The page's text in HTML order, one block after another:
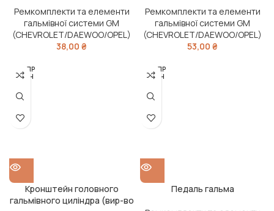
Ремкомплекти та елементи
гальмівної системи GM
(CHEVROLET/DAEWOO/OPEL)
38,00 ₴
Ремкомплекти та елементи
гальмівної системи GM
(CHEVROLET/DAEWOO/OPEL)
53,00 ₴
РОЗПР
ОДАН
Кронштейн головного
гальмівного циліндра (вир-во
РОЗПР
ОДАН
Педаль гальма